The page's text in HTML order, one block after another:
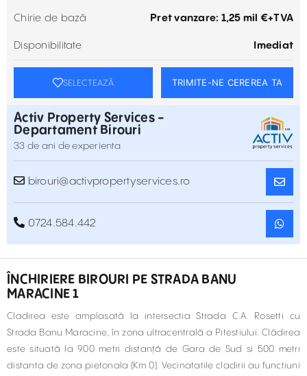
Chirie de bază Pret vanzare: 1,25 mil €+TVA
Disponibilitate Imediat
SELECTEAZĂ TRIMITE-NE CEREREA TA
Activ Property Services -
Departament Birouri
33 de ani de experienta
birouri@activpropertyservices.ro
0724.584.442
ÎNCHIRIERE BIROURI PE STRADA BANU
MARACINE 1
Cladirea este amplasată la intersectia Strada C.A. Rosetti cu
Strada Banu Maracine, în zona ultracentrală a Pitestiului. Clădirea
este situată la 900 metri distanță de Gara de Sud si 500 metri
distanta de zona pietonala (Km 0). Vecinatatile cladirii au functiuni